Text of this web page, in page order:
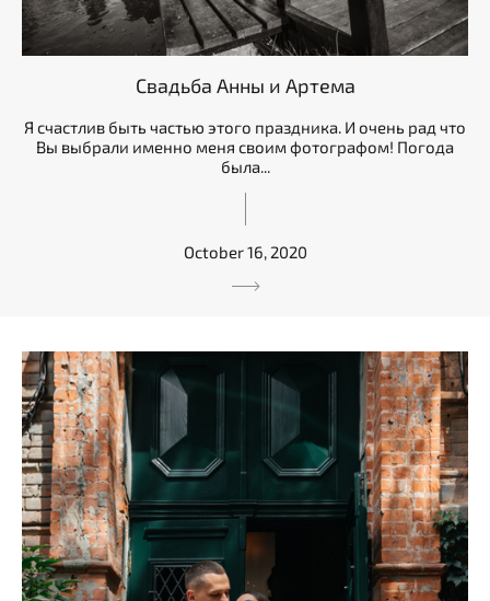
Свадьба Анны и Артема
Я счастлив быть частью этого праздника. И очень рад что
Вы выбрали именно меня своим фотографом! Погода
была...
October 16, 2020